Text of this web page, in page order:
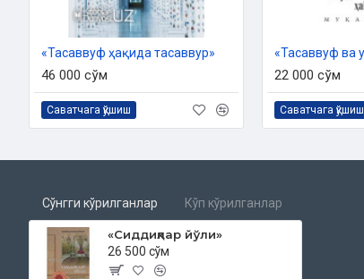
Нафс, ақл ва иймон
Нафс тарбиясининг аҳамияти
Исломда нафс тарбияси
Нафснинг табиий ва табиий бўлмаган (нохуш) хоҳишлари
Нафсни ислоҳ этиш йўллари
Аллоҳ севган бандалар
Аллоҳ севмаган бандалар
Тасаввуфнинг мавзуси ва аҳамияти
Тасаввуфдаги муҳим ва ҳассос баъзи нуқталар
Тасаввуф ва Рамазон
Тасаввуф ва фиқҳ
Шариат ва тариқат
Тариқатнинг икки усули
«Тасаввуф ҳақида тасаввур»
46 000 сўм
Саватчага қўшиш
22 000 сўм
Саватчага қўшиш
Сўнгги кўрилганлар Кўп кўрилганлар
«Сиддиқлар йўли»
26 500 сўм